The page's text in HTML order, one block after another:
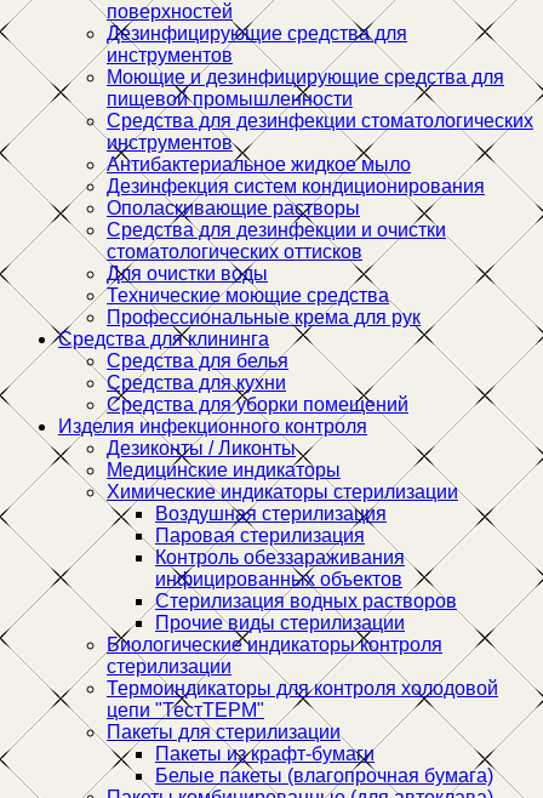
поверхностей
Дезинфицирующие средства для
инструментов
Моющие и дезинфицирующие средства для
пищевой промышленности
Средства для дезинфекции стоматологических
инструментов
Антибактериальное жидкое мыло
Дезинфекция систем кондиционирования
Ополаскивающие растворы
Средства для дезинфекции и очистки
стоматологических оттисков
Для очистки воды
Технические моющие средства
Профессиональные крема для рук
Средства для клининга
Средства для белья
Средства для кухни
Средства для уборки помещений
Изделия инфекционного контроля
Дезиконты / Ликонты
Медицинские индикаторы
Химические индикаторы стерилизации
Воздушная стерилизация
Паровая стерилизация
Контроль обеззараживания
инфицированных объектов
Стерилизация водных растворов
Прочие виды стерилизации
Биологические индикаторы контроля
стерилизации
Термоиндикаторы для контроля холодовой
цепи "ТестТЕРМ"
Пакеты для стерилизации
Пакеты из крафт-бумаги
Белые пакеты (влагопрочная бумага)